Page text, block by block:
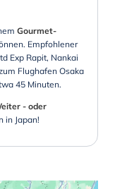
Gourmet-
Empfohlener
Exp Rapit, Nankai
Flughafen Osaka
45 Minuten.
- oder
in Japan!